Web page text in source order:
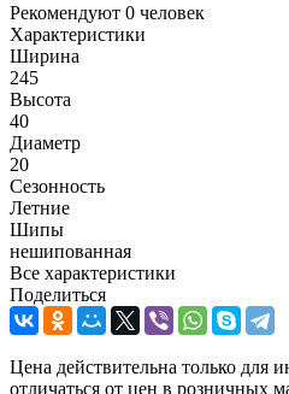
Рекомендуют 0 человек
Характеристики
Ширина
245
Высота
40
Диаметр
20
Сезонность
Летние
Шипы
нешипованная
Все характеристики
Поделиться
Цена действительна только для
отличаться от цен в розничных